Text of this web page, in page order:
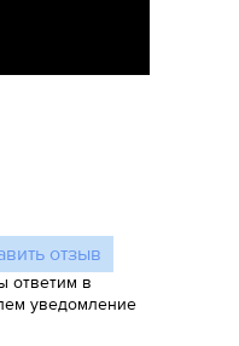
отзыв
ответим в
уведомление